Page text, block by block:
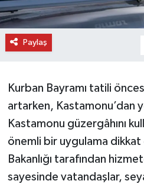
Paylaş
Kurban Bayramı tatili
artarken, Kastamonu’dan
Kastamonu güzergâhını
önemli bir uygulama
Bakanlığı tarafından
sayesinde vatandaşlar,
İhsangazi Haberleri
İnebolu Haberleri
Merkez Haberleri
Pınarbaşı Haberleri
Şenpazar Haberleri